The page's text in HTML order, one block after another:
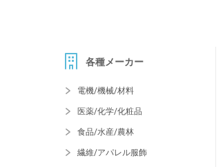
各種メーカー
電機/機械/材料
医薬/化学/化粧品
食品/水産/農林
繊維/アパレル服飾